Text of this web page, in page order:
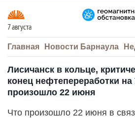
7 августа
Главная Новости Барнаула
Лисичанск в кольце,
конец нефтепереработки
произошло 22 июня
Что произошло 22 июня в